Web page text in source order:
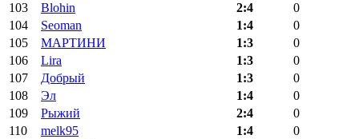
103
Blohin 2:4
0
104
Seoman 1:4
0
105
МАРТИНИ 1:3
0
106
Lira 1:3
0
107
Добрый 1:3
0
108
Эл 1:4
0
109
Рыжий 2:4
0
110
melk95 1:4
0